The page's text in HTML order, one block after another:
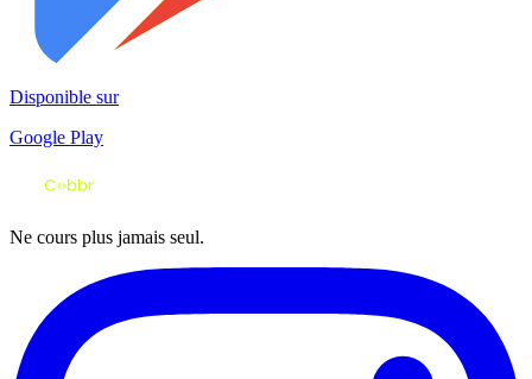
Disponible sur
Google Play
Ne cours plus jamais seul.